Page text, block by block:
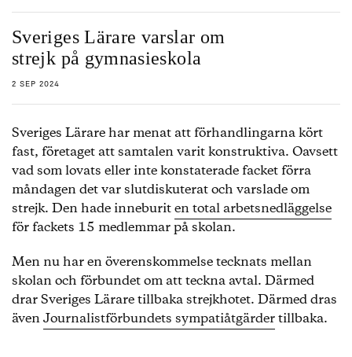
Sveriges Lärare varslar om
strejk på gymnasieskola
2 SEP 2024
Sveriges Lärare har menat att förhandlingarna kört
fast, företaget att samtalen varit konstruktiva. Oavsett
vad som lovats eller inte konstaterade facket förra
måndagen det var slutdiskuterat och varslade om
strejk. Den hade inneburiten total arbetsnedläggelse
för fackets 15 medlemmar på skolan.
Men nu har en överenskommelse tecknats mellan
skolan och förbundet om att teckna avtal. Därmed
drar Sveriges Lärare tillbaka strejkhotet. Därmed dras
ävenJournalistförbundets sympatiåtgärdertillbaka.